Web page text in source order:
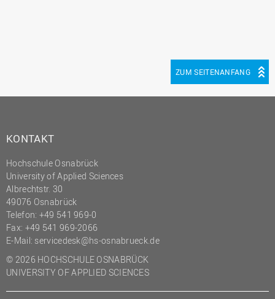
ZUM SEITENANFANG
KONTAKT
Hochschule Osnabrück
University of Applied Sciences
Albrechtstr. 30
49076 Osnabrück
Telefon: +49 541 969-0
Fax: +49 541 969-2066
E-Mail: servicedesk@hs-osnabrueck.de
© 2026 HOCHSCHULE OSNABRÜCK
UNIVERSITY OF APPLIED SCIENCES